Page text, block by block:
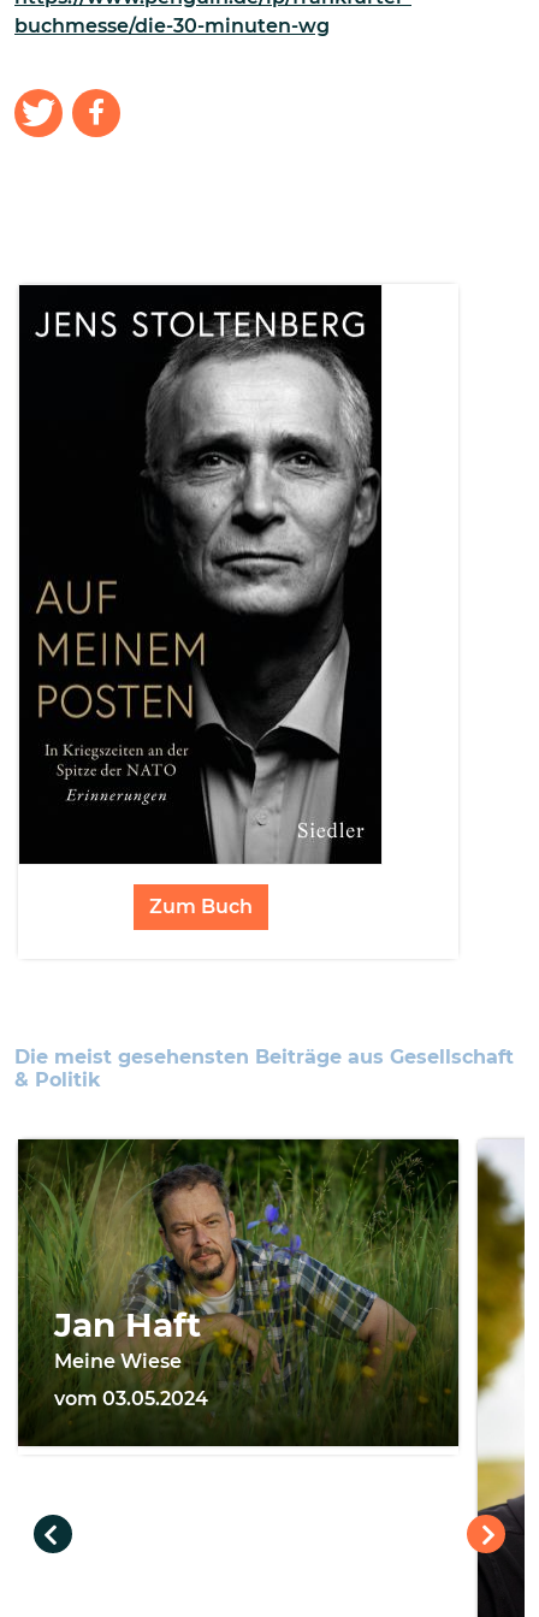
buchmesse/die-30-minuten-wg
Zum Buch
Die meist gesehensten Beiträge aus Gesellschaft
& Politik
Jan Haft
Meine Wiese
vom 03.05.2024